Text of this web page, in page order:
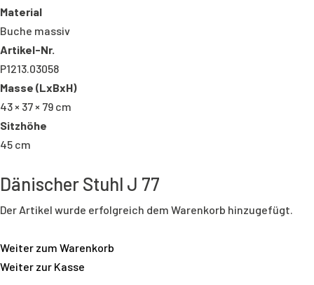
Material
Buche massiv
Artikel-Nr.
P1213.03058
Masse (LxBxH)
43 × 37 × 79 cm
Sitzhöhe
45 cm
Dänischer Stuhl J 77
Der Artikel wurde erfolgreich dem Warenkorb hinzugefügt.
Weiter zum Warenkorb
Weiter zur Kasse